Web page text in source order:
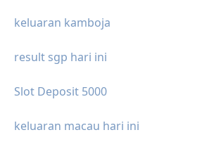
keluaran kamboja
result sgp hari ini
Slot Deposit 5000
keluaran macau hari ini